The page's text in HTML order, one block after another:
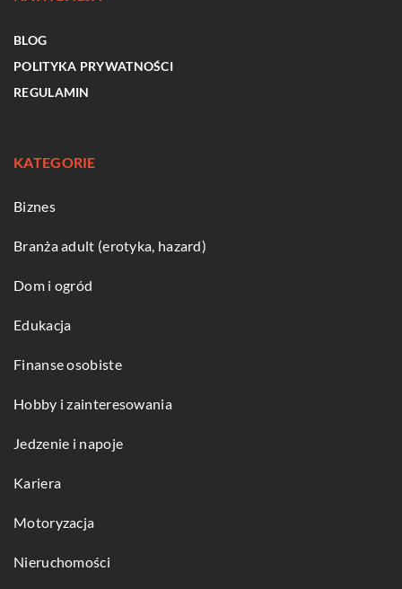
BLOG
POLITYKA PRYWATNOŚCI
REGULAMIN
KATEGORIE
Biznes
Branża adult (erotyka, hazard)
Dom i ogród
Edukacja
Finanse osobiste
Hobby i zainteresowania
Jedzenie i napoje
Kariera
Motoryzacja
Nieruchomości